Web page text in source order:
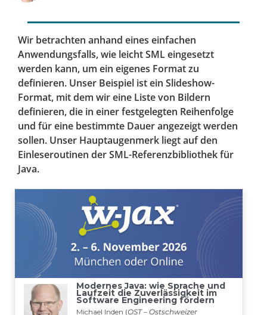
Wir betrachten anhand eines einfachen
Anwendungsfalls, wie leicht SML eingesetzt
werden kann, um ein eigenes Format zu
definieren. Unser Beispiel ist ein Slideshow-
Format, mit dem wir eine Liste von Bildern
definieren, die in einer festgelegten Reihenfolge
und für eine bestimmte Dauer angezeigt werden
sollen. Unser Hauptaugenmerk liegt auf den
Einleseroutinen der SML-Referenzbibliothek für
Java.